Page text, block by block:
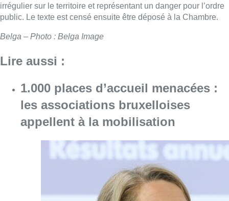
irrégulier sur le territoire et représentant un danger pour l’ordre
public. Le texte est censé ensuite être déposé à la Chambre.
Belga – Photo : Belga Image
Lire aussi :
1.000 places d’accueil menacées :
les associations bruxelloises
appellent à la mobilisation